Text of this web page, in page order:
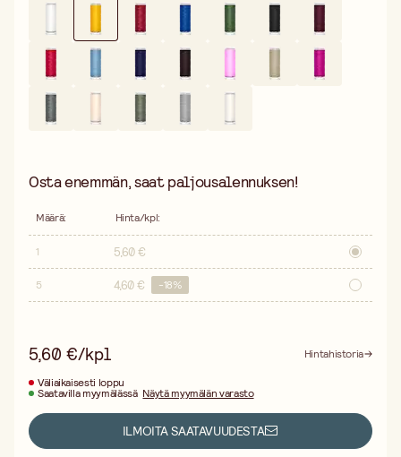
Osta enemmän, saat paljousalennuksen!
Määrä: Hinta/kpl:
1 5,60 €
5 4,60 € -18%
5,60 €/kpl
Hintahistoria
Väliaikaisesti loppu
Saatavilla myymälässä Näytä myymälän varasto
ILMOITA SAATAVUUDESTA
Ilmainen toimitus yli 75 € ostoksille